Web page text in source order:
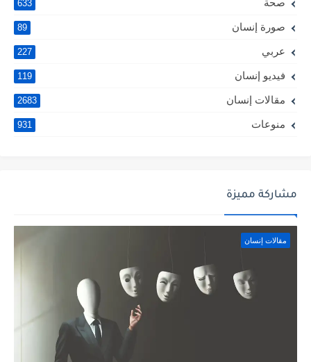
صحة 633
صورة إنسان 89
عربي 227
فيديو إنسان 119
مقالات إنسان 2683
منوعات 931
مشاركة مميزة
مقالات إنسان